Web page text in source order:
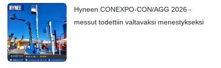
Hyneen CONEXPO-CON/AGG 2026 -
messut todettiin valtavaksi menestykseksi